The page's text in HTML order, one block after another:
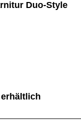
Duo-Style